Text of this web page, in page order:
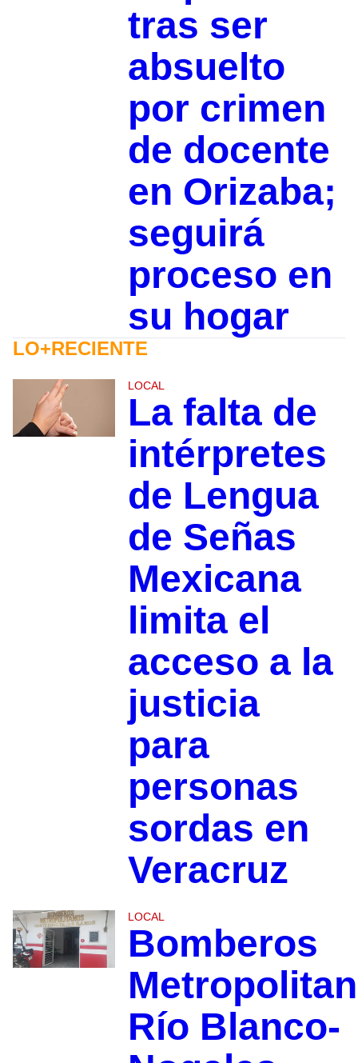
tras ser
absuelto
por crimen
de docente
en Orizaba;
seguirá
proceso en
su hogar
LO+RECIENTE
LOCAL
La falta de
intérpretes
de Lengua
de Señas
Mexicana
limita el
acceso a la
justicia
para
personas
sordas en
Veracruz
LOCAL
Bomberos
Río Blanco-